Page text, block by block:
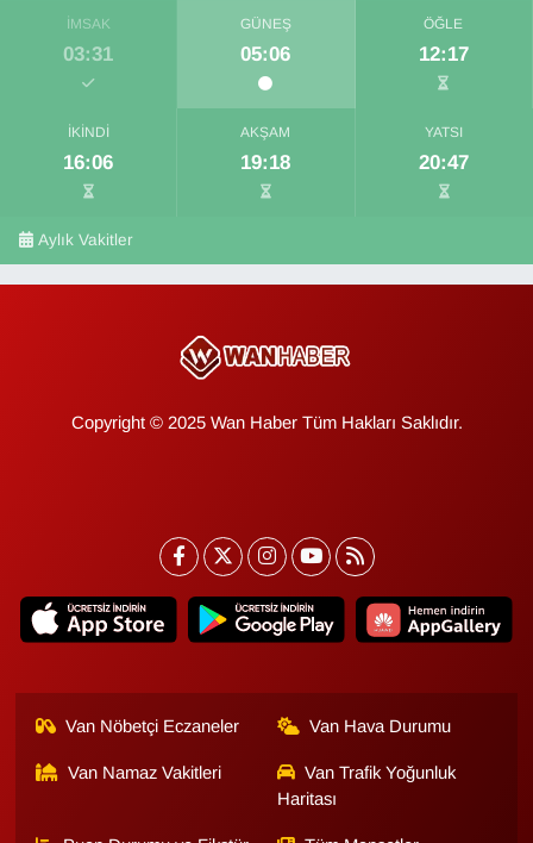
İMSAK
03:31
GÜNEŞ
05:06
ÖĞLE
12:17
İKINDI
16:06
AKŞAM
19:18
YATSI
20:47
Aylık Vakitler
Copyright © 2025 Wan Haber Tüm Hakları Saklıdır.
Van Nöbetçi Eczaneler Van Hava Durumu
Van Namaz Vakitleri
Van Trafik Yoğunluk
Haritası